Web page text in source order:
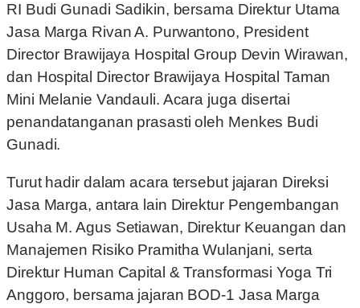
RI Budi Gunadi Sadikin, bersama Direktur Utama
Jasa Marga Rivan A. Purwantono, President
Director Brawijaya Hospital Group Devin Wirawan,
dan Hospital Director Brawijaya Hospital Taman
Mini Melanie Vandauli. Acara juga disertai
penandatanganan prasasti oleh Menkes Budi
Gunadi.
Turut hadir dalam acara tersebut jajaran Direksi
Jasa Marga, antara lain Direktur Pengembangan
Usaha M. Agus Setiawan, Direktur Keuangan dan
Manajemen Risiko Pramitha Wulanjani, serta
Direktur Human Capital & Transformasi Yoga Tri
Anggoro, bersama jajaran BOD-1 Jasa Marga